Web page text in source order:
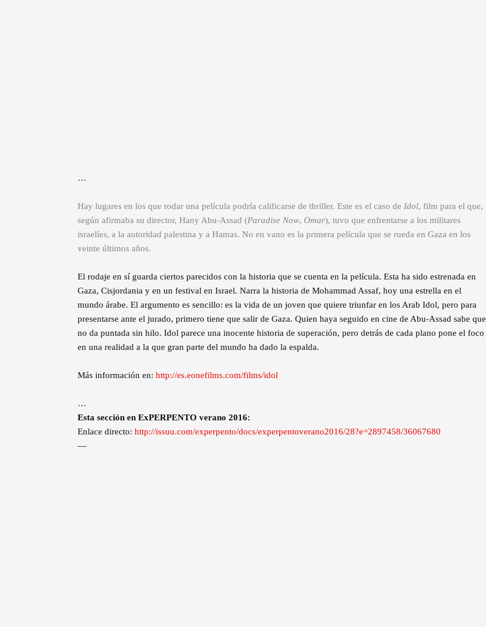
…
Hay lugares en los que rodar una película podría calificarse de thriller. Este es el caso de Idol, film para el que,
según afirmaba su director, Hany Abu-Assad (Paradise Now, Omar), tuvo que enfrentarse a los militares
israelíes, a la autoridad palestina y a Hamas. No en vano es la primera película que se rueda en Gaza en los
veinte últimos años.
El rodaje en sí guarda ciertos parecidos con la historia que se cuenta en la película. Esta ha sido estrenada en
Gaza, Cisjordania y en un festival en Israel. Narra la historia de Mohammad Assaf, hoy una estrella en el
mundo árabe. El argumento es sencillo: es la vida de un joven que quiere triunfar en los Arab Idol, pero para
presentarse ante el jurado, primero tiene que salir de Gaza. Quien haya seguido en cine de Abu-Assad sabe que
no da puntada sin hilo. Idol parece una inocente historia de superación, pero detrás de cada plano pone el foco
en una realidad a la que gran parte del mundo ha dado la espalda.
Más información en: http://es.eonefilms.com/films/idol
…
Esta sección en ExPERPENTO verano 2016:
Enlace directo: http://issuu.com/experpento/docs/experpentoverano2016/28?e=2897458/36067680
—